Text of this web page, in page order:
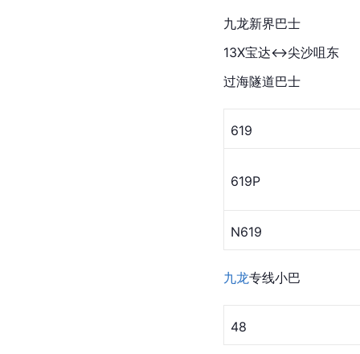
九龙新界巴士
13X宝达↔尖沙咀东
过海隧道巴士
619
619P
N619
九龙专线小巴
48